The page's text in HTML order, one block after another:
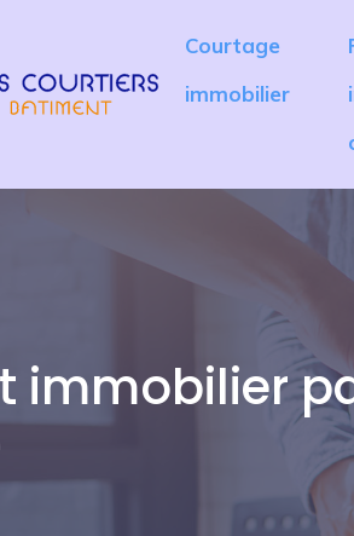
Courtage
immobilier
immobilier